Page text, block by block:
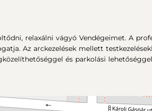
relaxálni vágyó Vendégeimet. A
Az arckezelések mellett
és parkolási